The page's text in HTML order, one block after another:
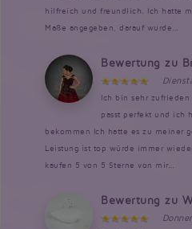
hilfreich und freundlich. Ich hatte
Maße angegeben, darauf wurde...
Bewertung zu
Ich bin sehr
passt perfekt und ich
bekommen Ich hatte es zu meiner
Leistung ist top würde immer
kaufen 5 von 5 Sterne von mir...
Bewertung zu